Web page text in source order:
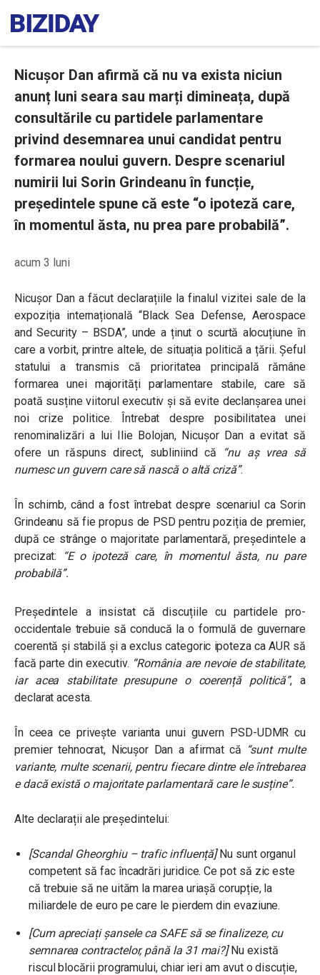
Nicușor Dan afirmă că nu va exista niciun
anunț luni seara sau marți dimineața, după
consultările cu partidele parlamentare
privind desemnarea unui candidat pentru
formarea noului guvern. Despre scenariul
numirii lui Sorin Grindeanu în funcție,
președintele spune că este “o ipoteză care,
în momentul ăsta, nu prea pare probabilă”.
acum 3 luni
Nicușor Dan a făcut declarațiile la finalul vizitei sale de la
expoziția internațională “Black Sea Defense, Aerospace
and Security – BSDA”, unde a ținut o scurtă alocuțiune în
care a vorbit, printre altele, de situația politică a țării. Șeful
statului a transmis că prioritatea principală rămâne
formarea unei majorități parlamentare stabile, care să
poată susține viitorul executiv și să evite declanșarea unei
noi crize politice. Întrebat despre posibilitatea unei
renominalizări a lui Ilie Bolojan, Nicușor Dan a evitat să
ofere un răspuns direct, subliniind că
“nu aș vrea să
numesc un guvern care să nască o altă criză”.
În schimb, când a fost întrebat despre scenariul ca Sorin
Grindeanu să fie propus de PSD pentru poziția de premier,
după ce strânge o majoritate parlamentară, președintele a
precizat: “E o ipoteză care, în momentul ăsta, nu pare
probabilă”.
Președintele a insistat că discuțiile cu partidele pro-
occidentale trebuie să conducă la o formulă de guvernare
coerentă și stabilă și a exclus categoric ipoteza ca AUR să
facă parte din executiv. “România are nevoie de stabilitate,
iar acea stabilitate presupune o coerență politică”, a
declarat acesta.
În ceea ce privește varianta unui guvern PSD-UDMR cu
premier tehnocrat, Nicușor Dan a afirmat că “sunt multe
variante, multe scenarii, pentru fiecare dintre ele întrebarea
e dacă există o majoritate parlamentară care le susține”.
Alte declarații ale președintelui:
[Scandal Gheorghiu – trafic influență]Nu sunt organul
competent să fac încadrări juridice. Ce pot să zic este
că trebuie să ne uităm la marea uriașă corupție, la
miliardele de euro pe care le pierdem din evaziune.
[Cum apreciați șansele ca SAFE să se finalizeze, cu
semnarea contractelor, până la 31 mai?]Nu există
riscul blocării programului, chiar ieri am avut o discuție,